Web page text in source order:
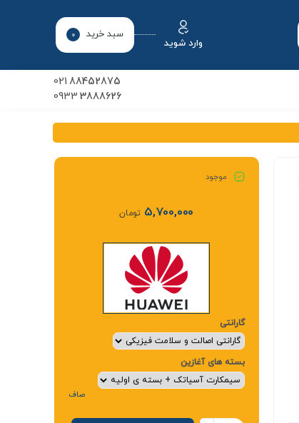
وارد شوید
سبد خرید 0
88452875
021
3888626
0933
موجود
5,700,000 تومان
گارانتی
بسته های آغازین
صاف